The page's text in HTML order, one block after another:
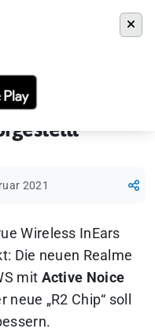
Buds Air 2 vorgestellt
2021
Wireless InEars
Die neuen Realme
mit Active Noice
neue „R2 Chip“ soll